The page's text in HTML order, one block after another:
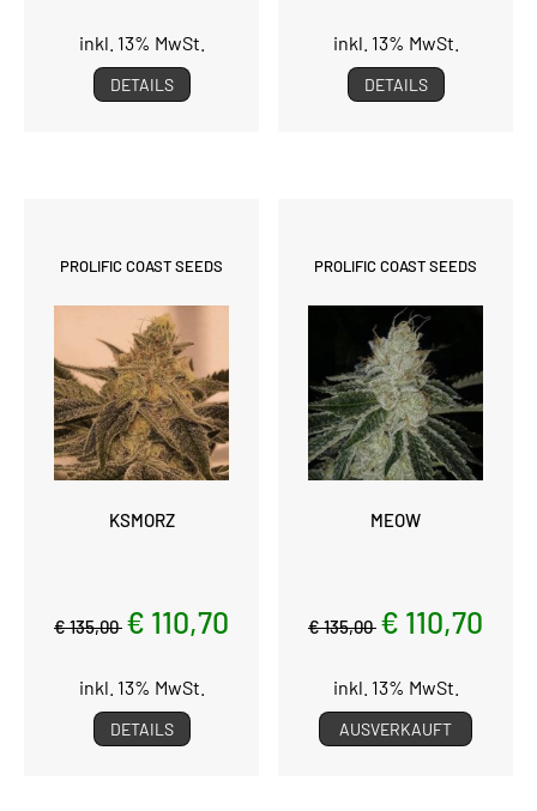
inkl. 13% MwSt.
DETAILS
inkl. 13% MwSt.
DETAILS
PROLIFIC COAST SEEDS
KSMORZ
€ 135,00 € 110,70
inkl. 13% MwSt.
DETAILS
PROLIFIC COAST SEEDS
MEOW
€ 135,00 € 110,70
inkl. 13% MwSt.
AUSVERKAUFT